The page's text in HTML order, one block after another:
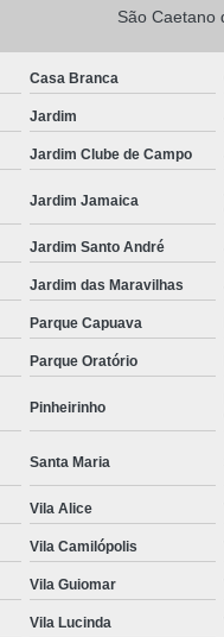
São Caetano
Casa Branca
Jardim
Jardim Clube de Campo
Jardim Jamaica
Jardim Santo André
Jardim das Maravilhas
Parque Capuava
Parque Oratório
Pinheirinho
Santa Maria
Vila Alice
Vila Camilópolis
Vila Guiomar
Vila Lucinda